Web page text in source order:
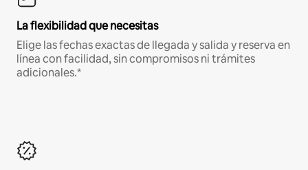
La flexibilidad que necesitas
Elige las fechas exactas de llegada y salida y reserva en
línea con facilidad, sin compromisos ni trámites
adicionales.*